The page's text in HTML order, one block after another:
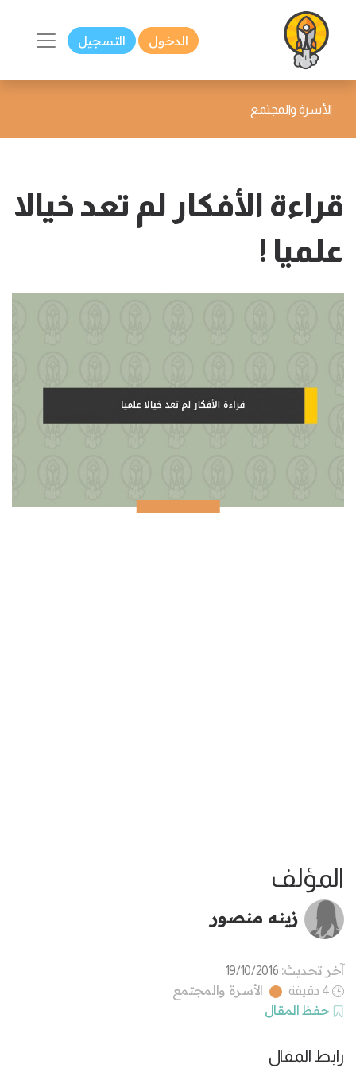
الدخول التسجيل
الأسرة والمجتمع
قراءة الأفكار لم تعد خيالا
علميا !
المؤلف
زينه منصور
آخر تحديث: 19/10/2016
4 دقيقة
الأسرة والمجتمع
حفظ المقال
رابط المقال